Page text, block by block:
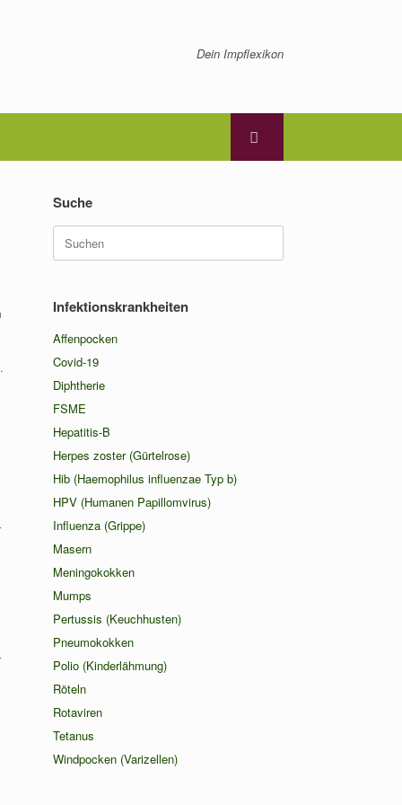
Dein Impflexikon
.
Suche
Suchen
nach:
Infektionskrankheiten
Affenpocken
Covid-19
Diphtherie
FSME
Hepatitis-B
Herpes zoster (Gürtelrose)
Hib (Haemophilus influenzae Typ b)
HPV (Humanen Papillomvirus)
Influenza (Grippe)
Masern
Meningokokken
Mumps
Pertussis (Keuchhusten)
Pneumokokken
Polio (Kinderlähmung)
Röteln
Rotaviren
Tetanus
Windpocken (Varizellen)